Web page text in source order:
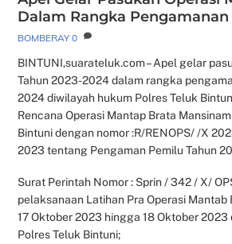
Dalam Rangka
BOMBERAY 0
BINTUNI,suarateluk.com – Apel gelar
Tahun 2023-2024 dalam rangka
2024 diwilayah hukum Polres Teluk
Rencana Operasi Mantap Brata
Bintuni dengan nomor :R/RENOPS/ /X
2023 tentang Pengaman Pemilu Tahun
Surat Perintah Nomor : Sprin / 342 / X/
pelaksanaan Latihan Pra Operasi
17 Oktober 2023 hingga 18 Oktober 2023
Polres Teluk Bintuni;